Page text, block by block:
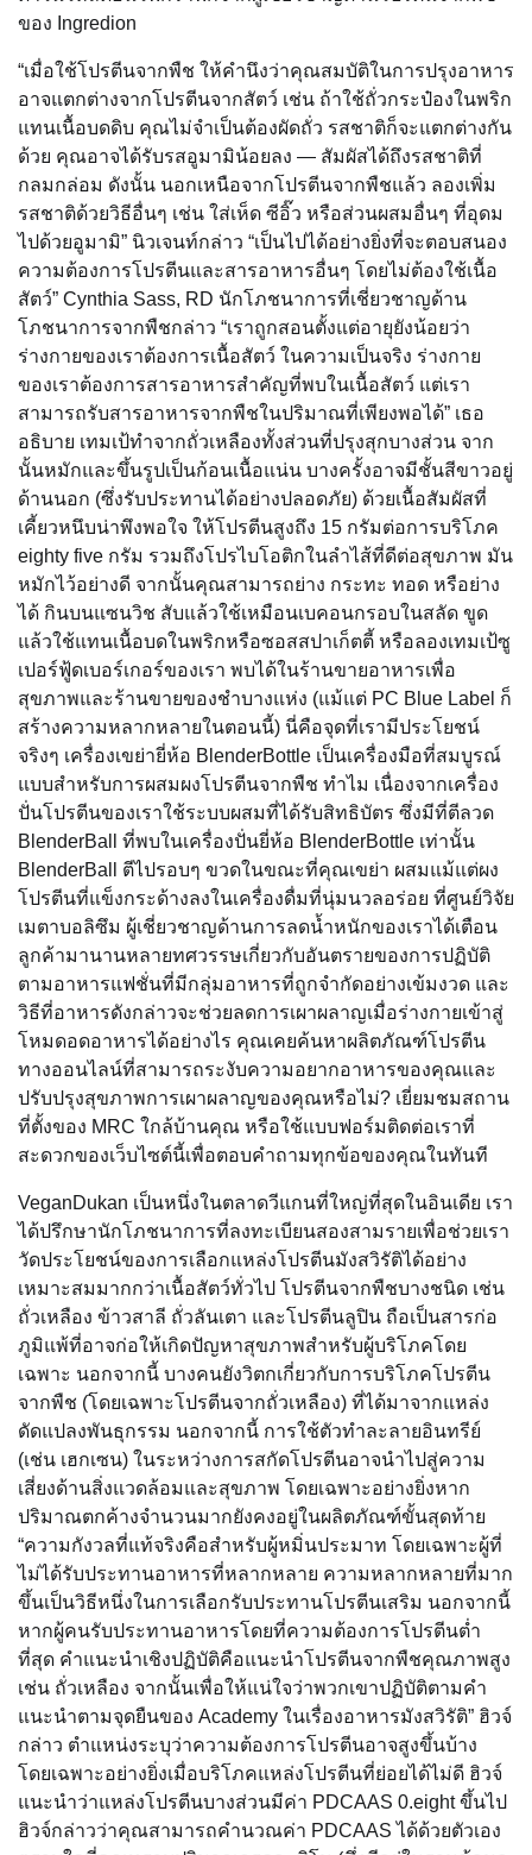
ของ Ingredion
“เมื่อใช้โปรตีนจากพืช ให้คำนึงว่าคุณสมบัติในการปรุงอาหาร
อาจแตกต่างจากโปรตีนจากสัตว์ เช่น ถ้าใช้ถั่วกระป๋องในพริก
แทนเนื้อบดดิบ คุณไม่จำเป็นต้องผัดถั่ว รสชาติก็จะแตกต่างกัน
ด้วย คุณอาจได้รับรสอูมามิน้อยลง — สัมผัสได้ถึงรสชาติที่
กลมกล่อม ดังนั้น นอกเหนือจากโปรตีนจากพืชแล้ว ลองเพิ่ม
รสชาติด้วยวิธีอื่นๆ เช่น ใส่เห็ด ซีอิ๊ว หรือส่วนผสมอื่นๆ ที่อุดม
ไปด้วยอูมามิ” นิวเจนท์กล่าว “เป็นไปได้อย่างยิ่งที่จะตอบสนอง
ความต้องการโปรตีนและสารอาหารอื่นๆ โดยไม่ต้องใช้เนื้อ
สัตว์” Cynthia Sass, RD นักโภชนาการที่เชี่ยวชาญด้าน
โภชนาการจากพืชกล่าว “เราถูกสอนตั้งแต่อายุยังน้อยว่า
ร่างกายของเราต้องการเนื้อสัตว์ ในความเป็นจริง ร่างกาย
ของเราต้องการสารอาหารสำคัญที่พบในเนื้อสัตว์ แต่เรา
สามารถรับสารอาหารจากพืชในปริมาณที่เพียงพอได้” เธอ
อธิบาย เทมเป้ทำจากถั่วเหลืองทั้งส่วนที่ปรุงสุกบางส่วน จาก
นั้นหมักและขึ้นรูปเป็นก้อนเนื้อแน่น บางครั้งอาจมีชั้นสีขาวอยู่
ด้านนอก (ซึ่งรับประทานได้อย่างปลอดภัย) ด้วยเนื้อสัมผัสที่
เคี้ยวหนึบน่าพึงพอใจ ให้โปรตีนสูงถึง 15 กรัมต่อการบริโภค
eighty five กรัม รวมถึงโปรไบโอติกในลำไส้ที่ดีต่อสุขภาพ มัน
หมักไว้อย่างดี จากนั้นคุณสามารถย่าง กระทะ ทอด หรือย่าง
ได้ กินบนแซนวิช สับแล้วใช้เหมือนเบคอนกรอบในสลัด ขูด
แล้วใช้แทนเนื้อบดในพริกหรือซอสสปาเก็ตตี้ หรือลองเทมเป้ซู
เปอร์ฟู้ดเบอร์เกอร์ของเรา พบได้ในร้านขายอาหารเพื่อ
สุขภาพและร้านขายของชำบางแห่ง (แม้แต่ PC Blue Label ก็
สร้างความหลากหลายในตอนนี้) นี่คือจุดที่เรามีประโยชน์
จริงๆ เครื่องเขย่ายี่ห้อ BlenderBottle เป็นเครื่องมือที่สมบูรณ์
แบบสำหรับการผสมผงโปรตีนจากพืช ทำไม เนื่องจากเครื่อง
ปั่นโปรตีนของเราใช้ระบบผสมที่ได้รับสิทธิบัตร ซึ่งมีที่ตีลวด
BlenderBall ที่พบในเครื่องปั่นยี่ห้อ BlenderBottle เท่านั้น
BlenderBall ตีไปรอบๆ ขวดในขณะที่คุณเขย่า ผสมแม้แต่ผง
โปรตีนที่แข็งกระด้างลงในเครื่องดื่มที่นุ่มนวลอร่อย ที่ศูนย์วิจัย
เมตาบอลิซึม ผู้เชี่ยวชาญด้านการลดน้ำหนักของเราได้เตือน
ลูกค้ามานานหลายทศวรรษเกี่ยวกับอันตรายของการปฏิบัติ
ตามอาหารแฟชั่นที่มีกลุ่มอาหารที่ถูกจำกัดอย่างเข้มงวด และ
วิธีที่อาหารดังกล่าวจะช่วยลดการเผาผลาญเมื่อร่างกายเข้าสู่
โหมดอดอาหารได้อย่างไร คุณเคยค้นหาผลิตภัณฑ์โปรตีน
ทางออนไลน์ที่สามารถระงับความอยากอาหารของคุณและ
ปรับปรุงสุขภาพการเผาผลาญของคุณหรือไม่? เยี่ยมชมสถาน
ที่ตั้งของ MRC ใกล้บ้านคุณ หรือใช้แบบฟอร์มติดต่อเราที่
สะดวกของเว็บไซต์นี้เพื่อตอบคำถามทุกข้อของคุณในทันที
VeganDukan เป็นหนึ่งในตลาดวีแกนที่ใหญ่ที่สุดในอินเดีย เรา
ได้ปรึกษานักโภชนาการที่ลงทะเบียนสองสามรายเพื่อช่วยเรา
วัดประโยชน์ของการเลือกแหล่งโปรตีนมังสวิรัติได้อย่าง
เหมาะสมมากกว่าเนื้อสัตว์ทั่วไป โปรตีนจากพืชบางชนิด เช่น
ถั่วเหลือง ข้าวสาลี ถั่วลันเตา และโปรตีนลูปิน ถือเป็นสารก่อ
ภูมิแพ้ที่อาจก่อให้เกิดปัญหาสุขภาพสำหรับผู้บริโภคโดย
เฉพาะ นอกจากนี้ บางคนยังวิตกเกี่ยวกับการบริโภคโปรตีน
จากพืช (โดยเฉพาะโปรตีนจากถั่วเหลือง) ที่ได้มาจากแหล่ง
ดัดแปลงพันธุกรรม นอกจากนี้ การใช้ตัวทำละลายอินทรีย์
(เช่น เฮกเซน) ในระหว่างการสกัดโปรตีนอาจนำไปสู่ความ
เสี่ยงด้านสิ่งแวดล้อมและสุขภาพ โดยเฉพาะอย่างยิ่งหาก
ปริมาณตกค้างจำนวนมากยังคงอยู่ในผลิตภัณฑ์ขั้นสุดท้าย
“ความกังวลที่แท้จริงคือสำหรับผู้หมิ่นประมาท โดยเฉพาะผู้ที่
ไม่ได้รับประทานอาหารที่หลากหลาย ความหลากหลายที่มาก
ขึ้นเป็นวิธีหนึ่งในการเลือกรับประทานโปรตีนเสริม นอกจากนี้
หากผู้คนรับประทานอาหารโดยที่ความต้องการโปรตีนต่ำ
ที่สุด คำแนะนำเชิงปฏิบัติคือแนะนำโปรตีนจากพืชคุณภาพสูง
เช่น ถั่วเหลือง จากนั้นเพื่อให้แน่ใจว่าพวกเขาปฏิบัติตามคำ
แนะนำตามจุดยืนของ Academy ในเรื่องอาหารมังสวิรัติ” ฮิวจ์
กล่าว ตำแหน่งระบุว่าความต้องการโปรตีนอาจสูงขึ้นบ้าง
โดยเฉพาะอย่างยิ่งเมื่อบริโภคแหล่งโปรตีนที่ย่อยได้ไม่ดี ฮิวจ์
แนะนำว่าแหล่งโปรตีนบางส่วนมีค่า PDCAAS 0.eight ขึ้นไป
ฮิวจ์กล่าวว่าคุณสามารถคำนวณค่า PDCAAS ได้ด้วยตัวเอง